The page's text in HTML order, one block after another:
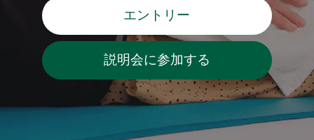
エントリー
説明会に参加する